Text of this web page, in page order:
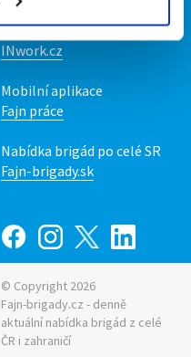
Nabídka práce z celé ČR
INwork.cz
Mobilní aplikace
Fajn práce
Nabídka brigád po celé SR
Fajn-brigady.sk
© Copyright 2026
Fajn-brigady.cz - denně
aktuální nabídka brigád z celé
ČR i zahraničí